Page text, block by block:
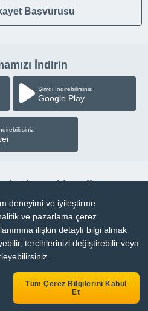
Başvurusu
İndirin
Şimdi İndirebilirsiniz
Google Play
Takip Edin
Bilgi Toplumu Hizmetleri
deneyimi ve iyileştirme
ve pazarlama çerez
ilişkin detaylı bilgi almak
tercihlerinizi değiştirebilir veya
Tüm Çerez Bilgilerini Kabul
Et